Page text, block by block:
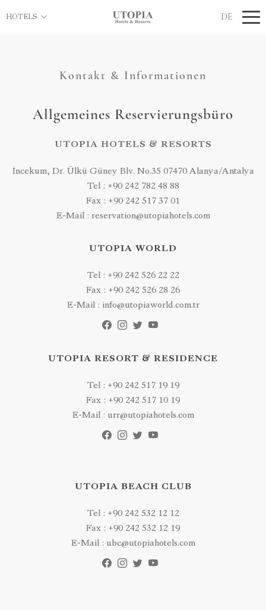
HOTELS DE
Kontakt & Informationen
Allgemeines Reservierungsbüro
UTOPIA HOTELS & RESORTS
İncekum, Dr. Ülkü Güney Blv. No.35 07470 Alanya/Antalya
Tel : +90 242 782 48 88
Fax : +90 242 517 37 01
E-Mail : reservation@utopiahotels.com
UTOPIA WORLD
Tel : +90 242 526 22 22
Fax : +90 242 526 28 26
E-Mail : info@utopiaworld.com.tr
UTOPIA RESORT & RESIDENCE
Tel : +90 242 517 19 19
Fax : +90 242 517 10 19
E-Mail : urr@utopiahotels.com
UTOPIA BEACH CLUB
Tel : +90 242 532 12 12
Fax : +90 242 532 12 19
E-Mail : ubc@utopiahotels.com